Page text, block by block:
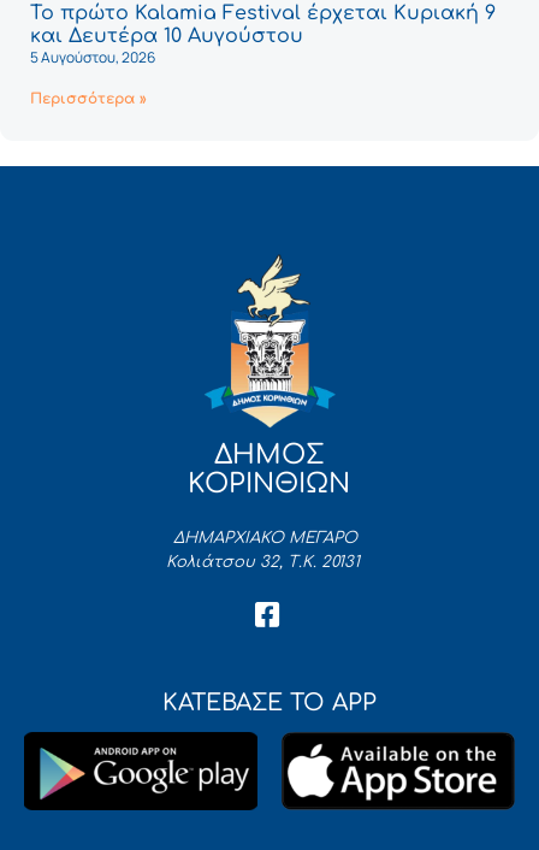
Το πρώτο Kalamia Festival έρχεται Κυριακή 9
και Δευτέρα 10 Αυγούστου
5 Αυγούστου, 2026
Περισσότερα »
ΔΗΜΟΣ
ΚΟΡΙΝΘΙΩΝ
ΔΗΜΑΡΧΙΑΚΟ ΜΕΓΑΡΟ
Κολιάτσου 32, Τ.Κ. 20131
ΚΑΤΕΒΑΣΕ ΤΟ APP